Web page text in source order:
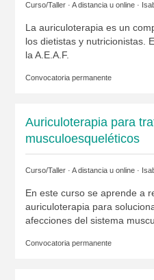
Curso/Taller · A distancia u online ·
La auriculoterapia es un
los dietistas y nutricionistas.
la A.E.A.F.
Convocatoria permanente
Auriculoterapia para
musculoesqueléticos
Curso/Taller · A distancia u online ·
En este curso se aprende a
auriculoterapia para
afecciones del sistema
Convocatoria permanente